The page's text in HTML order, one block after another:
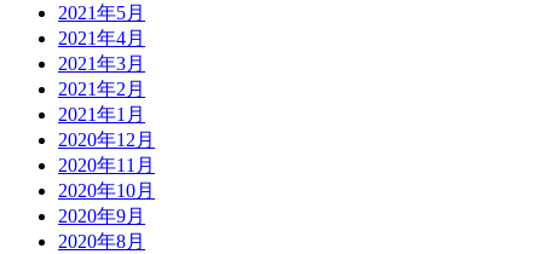
2021年5月
2021年4月
2021年3月
2021年2月
2021年1月
2020年12月
2020年11月
2020年10月
2020年9月
2020年8月